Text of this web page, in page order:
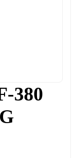
380